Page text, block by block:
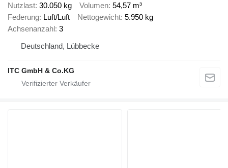
Nutzlast 30.050 kg Volumen 54,57 m³
Federung Luft/Luft Nettogewicht 5.950 kg
Achsenanzahl 3
Deutschland, Lübbecke
ITC GmbH & Co.KG